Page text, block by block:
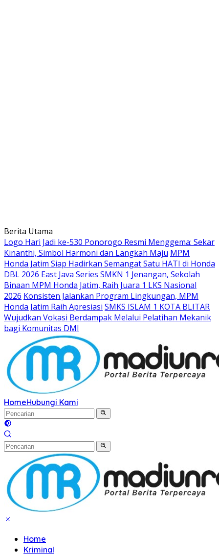
Langsung
ke
konten
Berita Utama
Logo Hari Jadi ke-530 Ponorogo Resmi Menggema: Sekar
Kinanthi, Simbol Harmoni dan Langkah Maju MPM
Honda Jatim Siap Hadirkan Semangat Satu HATI di Honda
DBL 2026 East Java Series SMKN 1 Jenangan, Sekolah
Binaan MPM Honda Jatim, Raih Juara 1 LKS Nasional
2026 Konsisten Jalankan Program Lingkungan, MPM
Honda Jatim Raih Apresiasi SMKS ISLAM 1 KOTA BLITAR
Wujudkan Vokasi Berdampak Melalui Pelatihan Mekanik
bagi Komunitas DMI
HomeHubungi Kami
Home
Kriminal